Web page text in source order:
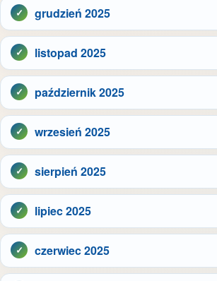
grudzień 2025
listopad 2025
październik 2025
wrzesień 2025
sierpień 2025
lipiec 2025
czerwiec 2025